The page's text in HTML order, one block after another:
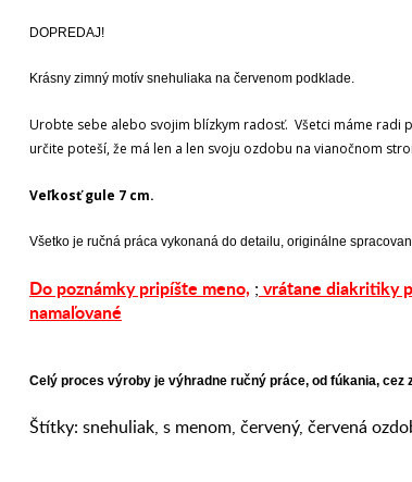
DOPREDAJ!
Krásny zimný motív snehuliaka na červenom podklade.
Urobte sebe alebo svojim blízkym radosť. Všetci máme radi
určite poteší, že má len a len svoju ozdobu na vianočnom
Veľkosť gule 7 cm.
Všetko je ručná práca vykonaná do detailu, originálne
Do poznámky pripíšte meno, ; vrátane diakritiky
namaľované
Celý proces výroby je výhradne ručný práce, od fúkania, cez
Štítky: snehuliak, s menom, červený, červená